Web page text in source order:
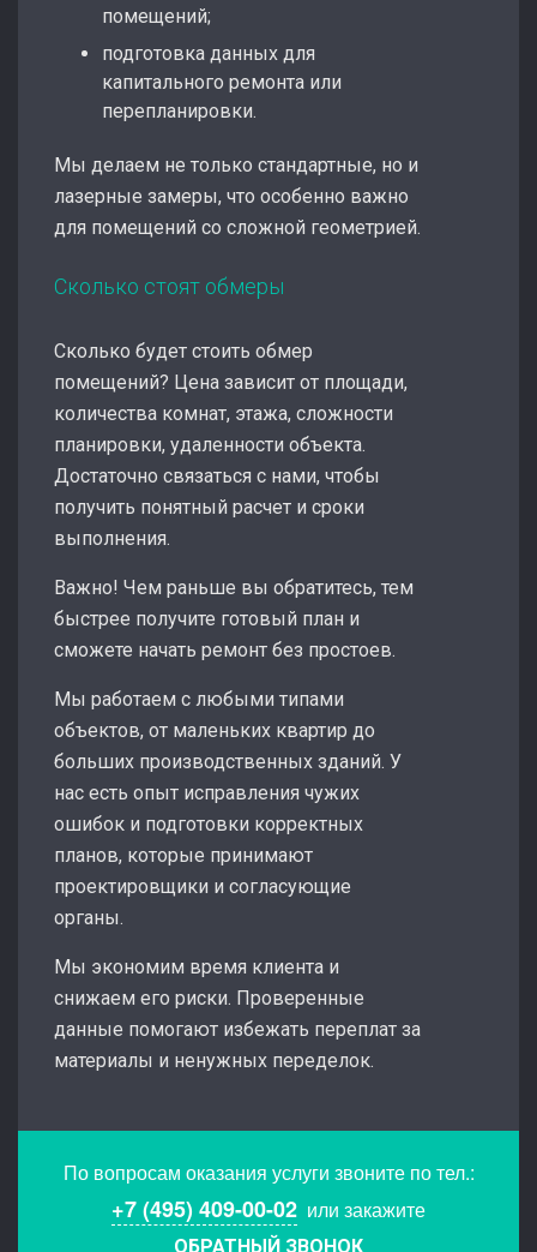
помещений;
подготовка данных для
капитального ремонта или
перепланировки.
Мы делаем не только стандартные, но и
лазерные замеры, что особенно важно
для помещений со сложной геометрией.
Сколько стоят обмеры
Сколько будет стоить обмер
помещений? Цена зависит от площади,
количества комнат, этажа, сложности
планировки, удаленности объекта.
Достаточно связаться с нами, чтобы
получить понятный расчет и сроки
выполнения.
Важно! Чем раньше вы обратитесь, тем
быстрее получите готовый план и
сможете начать ремонт без простоев.
Мы работаем с любыми типами
объектов, от маленьких квартир до
больших производственных зданий. У
нас есть опыт исправления чужих
ошибок и подготовки корректных
планов, которые принимают
проектировщики и согласующие
органы.
Мы экономим время клиента и
снижаем его риски. Проверенные
данные помогают избежать переплат за
материалы и ненужных переделок.
По вопросам оказания услуги звоните по тел.:
+7 (495) 409-00-02 или закажите
ОБРАТНЫЙ ЗВОНОК